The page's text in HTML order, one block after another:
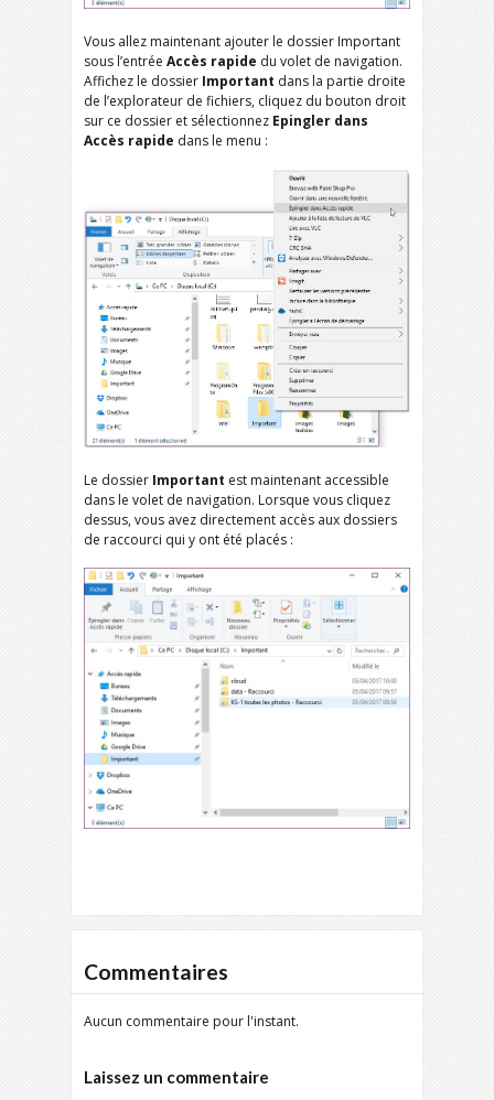
Vous allez maintenant ajouter le dossier Important
sous l’entrée Accès rapide du volet de navigation.
Affichez le dossier Important dans la partie droite
de l’explorateur de fichiers, cliquez du bouton droit
sur ce dossier et sélectionnez Epingler dans
Accès rapide dans le menu :
Le dossier Important est maintenant accessible
dans le volet de navigation. Lorsque vous cliquez
dessus, vous avez directement accès aux dossiers
de raccourci qui y ont été placés :
Commentaires
Aucun commentaire pour l'instant.
Laissez un commentaire